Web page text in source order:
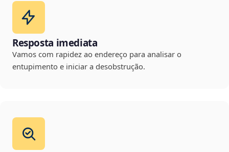
Resposta imediata
Vamos com rapidez ao endereço para analisar o
entupimento e iniciar a desobstrução.